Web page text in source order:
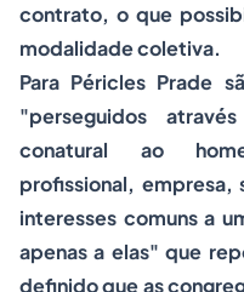
contrato, o que
modalidade coletiva.
Para Péricles Prade
"perseguidos
conatural ao
profissional, empresa,
interesses comuns a
apenas a elas" que
definido que as